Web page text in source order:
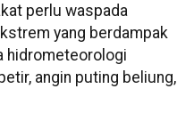
perlu waspada
yang berdampak
hidrometeorologi
angin puting beliung,